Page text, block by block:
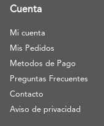
Cuenta
Mi cuenta
Mis Pedidos
Metodos de Pago
Preguntas Frecuentes
Contacto
Aviso de privacidad